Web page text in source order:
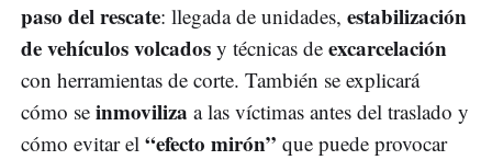
paso del rescate: llegada de unidades, estabilización
de vehículos volcados y técnicas de excarcelación
con herramientas de corte. También se explicará
cómo se inmoviliza a las víctimas antes del traslado y
cómo evitar el “efecto mirón” que puede provocar